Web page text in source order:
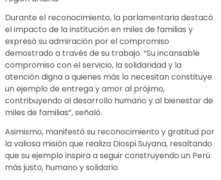
Durante el reconocimiento, la parlamentaria destacó
el impacto de la institución en miles de familias y
expresó su admiración por el compromiso
demostrado a través de su trabajo. “Su incansable
compromiso con el servicio, la solidaridad y la
atención digna a quienes más lo necesitan constituye
un ejemplo de entrega y amor al prójimo,
contribuyendo al desarrollo humano y al bienestar de
miles de familias”, señaló.
Asimismo, manifestó su reconocimiento y gratitud por
la valiosa misión que realiza Diospi Suyana, resaltando
que su ejemplo inspira a seguir construyendo un Perú
más justo, humano y solidario.